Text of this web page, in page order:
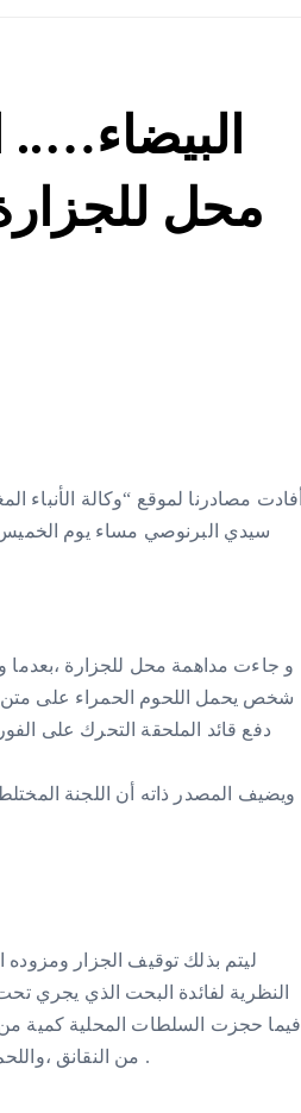
محل
أفادت مصادرنا لموقع “وكالة الأنباء
و جاءت مداهمة محل للجزارة
شخص يحمل اللحوم الحمراء على متن
دفع قائد الملحقة التحرك على
ويضيف المصدر ذاته أن اللجنة
ليتم بذلك توقيف الجزار ومزوده
النظرية لفائدة البحت الذي يجري
فيما حجزت السلطات المحلية كمية من
من النقانق ،واللحم المفروم ….وبعض التوابل والملونات كم ثم حجز الدراجة النارية .